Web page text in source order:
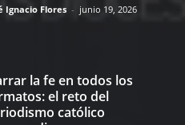
Ignacio Flores - junio 19, 2026
la fe en todos los
el reto del
católico